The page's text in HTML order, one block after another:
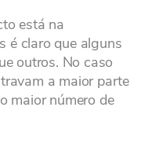
está na
é claro que alguns
outros. No caso
a maior parte
maior número de